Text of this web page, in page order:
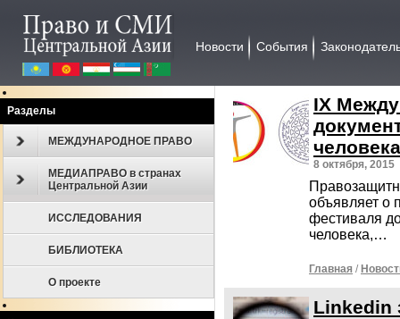
Новости События
Разделы
МЕЖДУНАРОДНОЕ ПРАВО
МЕДИАПРАВО в странах
Центральной Азии
ИССЛЕДОВАНИЯ
БИБЛИОТЕКА
О проекте
IX
человека
8 октября, 2015
объявляет о
фестиваля
человека,…
Главная /
Linkedin